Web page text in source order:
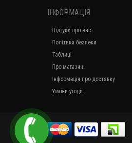
ІНФОРМАЦІЯ
Відгуки про нас
Політика безпеки
Таблиці
Про магазин
Інформація про доставку
Умови угоди